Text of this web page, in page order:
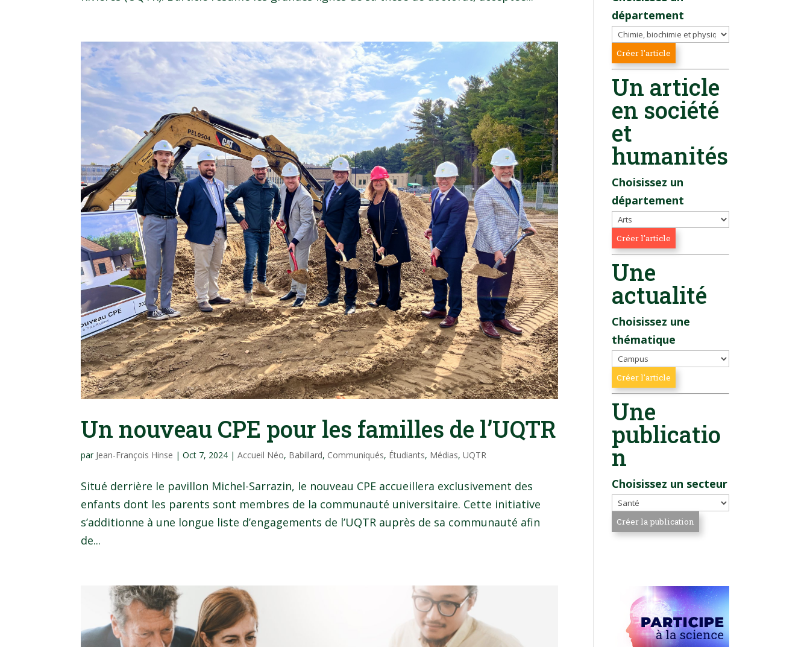
Un nouveau CPE pour les familles de l’UQTR
par Jean-François Hinse |Oct 7, 2024 |Accueil Néo, Babillard, Communiqués, Étudiants, Médias,UQTR
Situé derrière le pavillon Michel-Sarrazin, le nouveau CPE accueillera exclusivement des
enfants dont les parents sont membres de la communauté universitaire. Cette initiative
s’additionne à une longue liste d’engagements de l’UQTR auprès de sa communauté afin
de...
département
Un article
en société
et
humanités
Choisissez un
département
Une
actualité
Choisissez une
thématique
Une
publicatio
n
Choisissez un secteur